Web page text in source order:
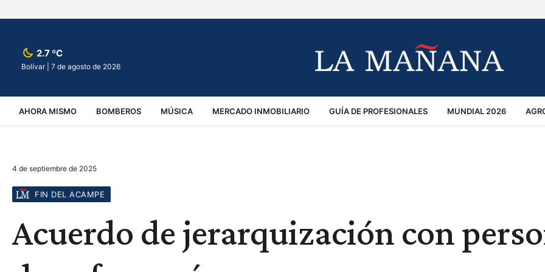
2.7 ºC
Bolívar | 7 de agosto de 2026
AHORA MISMO BOMBEROS MÚSICA MERCADO INMOBILIARIO GUÍA DE PROFESIONALES MUNDIAL 2026
VIRALES ACCIDENTES
4 de septiembre de 2025
FIN DEL ACAMPE
Acuerdo de jerarquización con